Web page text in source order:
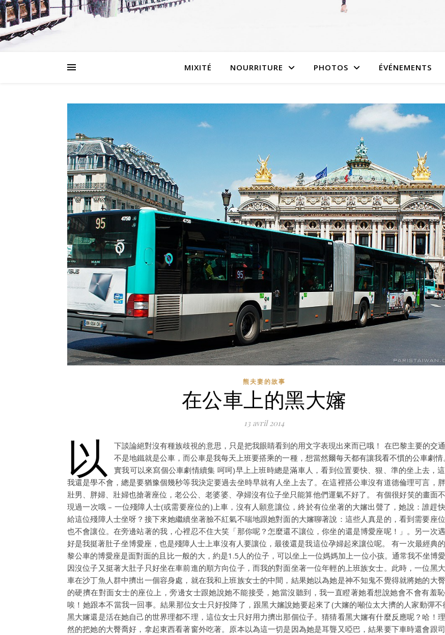
MIXITÉ NOURRITURE PHOTOS ÉVÉNEMENTS
熊夫妻的故事
在公車上的黑大嬸
13 avril 2014
以
下談論絕對沒有種族歧視的意思，只是把我眼睛看到的用文字表現出來而已哦！ 在巴黎主要的交
不是地鐵就是公車，而公車是我每天上班要搭乘的一種，想當然爾每天都有讓我看不慣的公車劇情
實我可以來寫個公車劇情續集 呵呵)早上上班時總是滿車人，看到位置要快、狠、準的坐上去，
我還是學不會，總是要猶豫個幾秒等我決定要過去坐時早就有人坐上去了。在這裡搭公車沒有道德倫理可言，胖
壯男、胖婦、壯婦也搶著座位，老公公、老婆婆、孕婦沒有位子坐只能算他們運氣不好了。 有個很好笑的畫面
現過一次哦 – 一位殘障人士(或需要座位的)上車，沒有人願意讓位，終於有位坐著的大嬸出聲了，她說：誰趕
給這位殘障人士坐呀？接下來她繼續坐著臉不紅氣不喘地跟她對面的大嬸聊著說：這些人真是的，看到需要座
也不會讓位。在旁邊站著的我，心裡忍不住大笑「那你呢？怎麼還不讓位，你坐的還是博愛座呢！」。另一次
好是我挺著肚子坐博愛座，也是殘障人士上車沒有人要讓位，最後還是我這位孕婦起來讓位呢。 有一次最經典
黎公車的博愛座是面對面的且比一般的大，約是1.5人的位子，可以坐上一位媽媽加上一位小孩。通常我不坐博愛
因沒位子又挺著大肚子只好坐在車前進的順方向位子，而我的對面坐著一位年輕的上班族女士。此時，一位黑
車在沙丁魚人群中擠出一個容身處，就在我和上班族女士的中間，結果她以為她是神不知鬼不覺得就將她的大
的硬擠在對面女士的座位上，旁邊女士跟她說她不能接受，她當沒聽到，我一直瞪著她看想說她會不會有羞恥
唉！她跟本不當我一回事。結果那位女士只好投降了，跟黑大嬸說她要起來了(大嬸的噸位太大擠的人家動彈不
黑大嬸還是活在她自己的世界理都不理，這位女士只好用力擠出那個位子。猜猜看黑大嬸有什麼反應呢？哈！
然的把她的大臀喬好，拿起東西看著窗外吃著。原本以為這一切是因為她是耳聾又啞巴，結果要下車時還會跟